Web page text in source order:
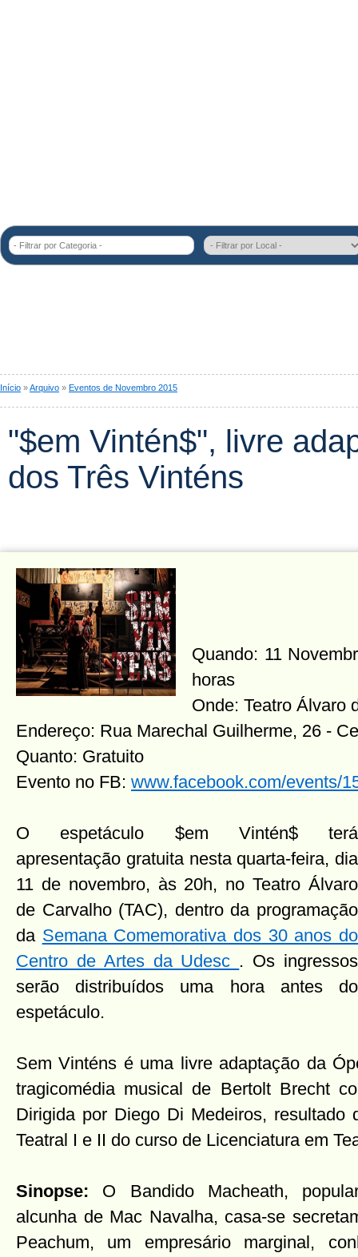
- Filtrar por Categoria -
Início »Arquivo » Eventos de Novembro 2015
"$em Vintén$", livre
dos Três Vinténs
Quando: 11
horas
Onde: Teatro Álvaro
Endereço: Rua Marechal Guilherme, 26 -
Quanto: Gratuito
Evento no FB: www.facebook.com/events/
O espetáculo $em Vintén$ terá
apresentação gratuita nesta quarta-feira, dia
11 de novembro, às 20h, no Teatro Álvaro
de Carvalho (TAC), dentro da programação
da Semana Comemorativa dos 30 anos do
Centro de Artes da Udesc . Os ingressos
serão distribuídos uma hora antes do
espetáculo.
Sem Vinténs é uma livre adaptação da
tragicomédia musical de Bertolt Brecht
Dirigida por Diego Di Medeiros, resultado
Teatral I e II do curso de Licenciatura em
Sinopse: O Bandido Macheath,
alcunha de Mac Navalha, casa-se
Peachum, um empresário marginal,